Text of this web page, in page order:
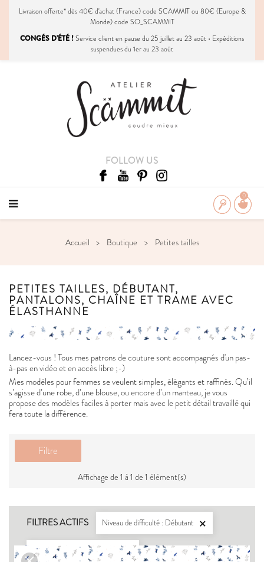
Livraison offerte* dès 40€ d'achat (France) code SCAMMIT ou 80€ (Europe &
Monde) code SO_SCAMMIT
CONGÉS D'ÉTÉ !Service client en pause du 25 juillet au 23 août • Expéditions
suspendues du 1er au 23 août
FOLLOW US
0
Accueil Boutique Petites tailles
PETITES TAILLES, DÉBUTANT,
PANTALONS, CHAÎNE ET TRAME AVEC
ÉLASTHANNE
Lancez-vous ! Tous mes patrons de couture sont accompagnés d'un pas-
à-pas en vidéo et en accès libre ;-)
Mes modèles pour femmes se veulent simples, élégants et raffinés. Qu’il
s’agisse d’une robe, d’une blouse, ou encore d’un manteau, je vous
propose des modèles faciles à porter mais avec le petit détail travaillé qui
fera toute la différence.
Filtre
Affichage de 1 à 1 de 1 élément(s)
FILTRES ACTIFS Niveau de difficulté : Débutant 
Type de vêtement : Pantalons 